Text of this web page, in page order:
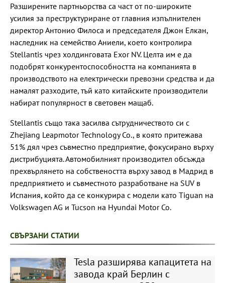
Разширените партньорства са част от по-широките
усилия за преструктуриране от главния изпълнителен
директор Антонио Филоса и председателя Джон Елкан,
наследник на семейство Аниели, което контролира
Stellantis чрез холдинговата Exor NV. Целта им е да
подобрят конкурентоспособността на компанията в
производството на електрически превозни средства и да
намалят разходите, тъй като китайските производители
набират популярност в световен мащаб.
Stellantis също така засилва сътрудничеството си с
Zhejiang Leapmotor Technology Co., в която притежава
51% дял чрез съвместно предприятие, фокусирано върху
дистрибуцията. Автомобилният производител обсъжда
прехвърлянето на собствеността върху завод в Мадрид в
предприятието и съвместното разработване на SUV в
Испания, който да се конкурира с модели като Tiguan на
Volkswagen AG и Tucson на Hyundai Motor Co.
СВЪРЗАНИ СТАТИИ
Tesla разширява капацитета на
завода край Берлин с